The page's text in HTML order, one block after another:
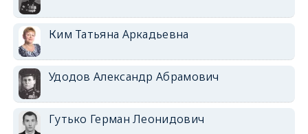
Ким Татьяна Аркадьевна
Удодов Александр Абрамович
Гутько Герман Леонидович